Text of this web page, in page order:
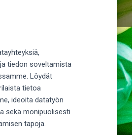
tiedon soveltamista
Löydät
tietoa
ideoita datatyön
sekä monipuolisesti
tapoja.